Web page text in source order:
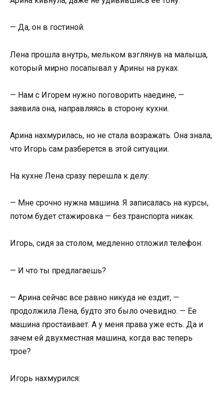
— Да, он в гостиной.
Лена прошла внутрь, мельком взглянув на малыша,
который мирно посапывал у Арины на руках.
— Нам с Игорем нужно поговорить наедине, —
заявила она, направляясь в сторону кухни.
Арина нахмурилась, но не стала возражать. Она знала,
что Игорь сам разберется в этой ситуации.
На кухне Лена сразу перешла к делу:
— Мне срочно нужна машина. Я записалась на курсы,
потом будет стажировка — без транспорта никак.
Игорь, сидя за столом, медленно отложил телефон:
— И что ты предлагаешь?
— Арина сейчас все равно никуда не ездит, —
продолжила Лена, будто это было очевидно. — Ее
машина простаивает. А у меня права уже есть. Да и
зачем ей двухместная машина, когда вас теперь
трое?
Игорь нахмурился: